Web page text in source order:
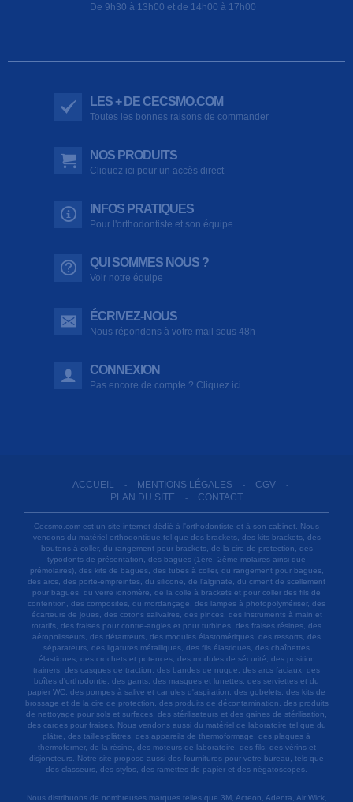
De 9h30 à 13h00 et de 14h00 à 17h00
LES + DE CECSMO.COM
Toutes les bonnes raisons de commander
NOS PRODUITS
Cliquez ici pour un accès direct
INFOS PRATIQUES
Pour l'orthodontiste et son équipe
QUI SOMMES NOUS ?
Voir notre équipe
ÉCRIVEZ-NOUS
Nous répondons à votre mail sous 48h
CONNEXION
Pas encore de compte ? Cliquez ici
ACCUEIL - MENTIONS LÉGALES - CGV -
PLAN DU SITE - CONTACT
Cecsmo.com est un site internet dédié à l'orthodontiste et à son cabinet. Nous
vendons du matériel orthodontique tel que des brackets, des kits brackets, des
boutons à coller, du rangement pour brackets, de la cire de protection, des
typodonts de présentation, des bagues (1ère, 2ème molaires ainsi que
prémolaires), des kits de bagues, des tubes à coller, du rangement pour bagues,
des arcs, des porte-empreintes, du silicone, de l'alginate, du ciment de scellement
pour bagues, du verre ionomère, de la colle à brackets et pour coller des fils de
contention, des composites, du mordançage, des lampes à photopolymériser, des
écarteurs de joues, des cotons salivaires, des pinces, des instruments à main et
rotatifs, des fraises pour contre-angles et pour turbines, des fraises résines, des
aéropolisseurs, des détartreurs, des modules élastomériques, des ressorts, des
séparateurs, des ligatures métalliques, des fils élastiques, des chaînettes
élastiques, des crochets et potences, des modules de sécurité, des position
trainers, des casques de traction, des bandes de nuque, des arcs faciaux, des
boîtes d'orthodontie, des gants, des masques et lunettes, des serviettes et du
papier WC, des pompes à salive et canules d'aspiration, des gobelets, des kits de
brossage et de la cire de protection, des produits de décontamination, des produits
de nettoyage pour sols et surfaces, des stérilisateurs et des gaines de stérilisation,
des cardes pour fraises. Nous vendons aussi du matériel de laboratoire tel que du
plâtre, des tailles-plâtres, des appareils de thermoformage, des plaques à
thermoformer, de la résine, des moteurs de laboratoire, des fils, des vérins et
disjoncteurs. Notre site propose aussi des fournitures pour votre bureau, tels que
des classeurs, des stylos, des ramettes de papier et des négatoscopes.
Nous distribuons de nombreuses marques telles que 3M, Acteon, Adenta, Air Wick,